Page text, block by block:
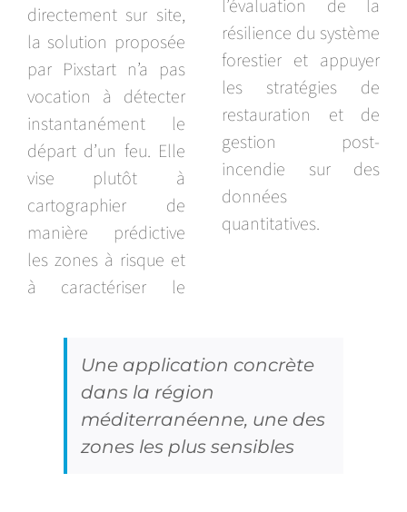
directement sur site,
la solution proposée
par Pixstart n’a pas
vocation à détecter
instantanément le
départ d’un feu. Elle
vise plutôt à
cartographier de
manière prédictive
les zones à risque et
à caractériser le
l’évaluation de la
résilience du système
forestier et appuyer
les stratégies de
restauration et de
gestion post-
incendie sur des
données
quantitatives.
Une application concrète
dans la région
méditerranéenne, une des
zones les plus sensibles